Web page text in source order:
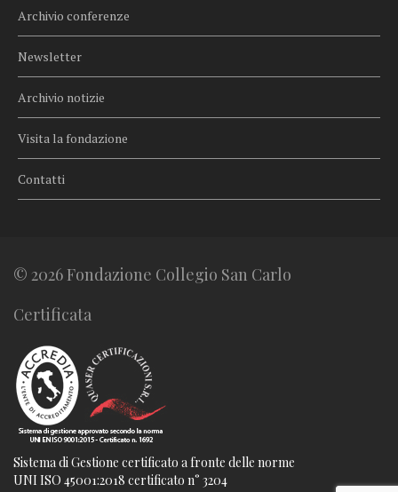
Archivio conferenze
Newsletter
Archivio notizie
Visita la fondazione
Contatti
© 2026 Fondazione Collegio San Carlo
Certificata
Sistema di Gestione certificato a fronte delle norme
UNI ISO 45001:2018 certificato n° 3204